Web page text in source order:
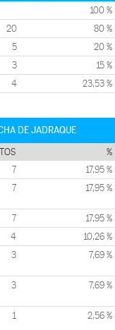
100 %
20 80 %
5 20 %
3 15 %
4 23,53 %
DE JADRAQUE
%
7 17,95 %
7 17,95 %
7 17,95 %
4 10,26 %
3 7,69 %
3 7,69 %
1 2,56 %